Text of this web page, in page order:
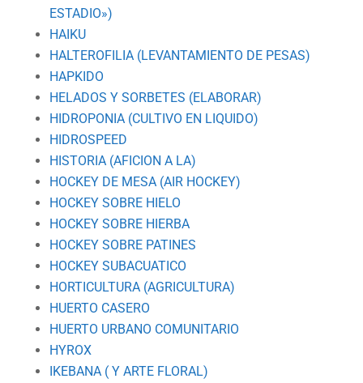
ESTADIO»)
HAIKU
HALTEROFILIA (LEVANTAMIENTO DE PESAS)
HAPKIDO
HELADOS Y SORBETES (ELABORAR)
HIDROPONIA (CULTIVO EN LIQUIDO)
HIDROSPEED
HISTORIA (AFICION A LA)
HOCKEY DE MESA (AIR HOCKEY)
HOCKEY SOBRE HIELO
HOCKEY SOBRE HIERBA
HOCKEY SOBRE PATINES
HOCKEY SUBACUATICO
HORTICULTURA (AGRICULTURA)
HUERTO CASERO
HUERTO URBANO COMUNITARIO
HYROX
IKEBANA ( Y ARTE FLORAL)